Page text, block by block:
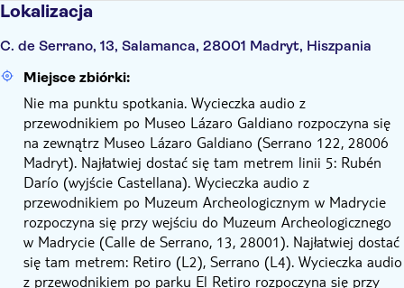
Lokalizacja
C. de Serrano, 13, Salamanca, 28001 Madryt, Hiszpania
Miejsce zbiórki:
Nie ma punktu spotkania. Wycieczka audio z
przewodnikiem po Museo Lázaro Galdiano rozpoczyna się
na zewnątrz Museo Lázaro Galdiano (Serrano 122, 28006
Madryt). Najłatwiej dostać się tam metrem linii 5: Rubén
Darío (wyjście Castellana). Wycieczka audio z
przewodnikiem po Muzeum Archeologicznym w Madrycie
rozpoczyna się przy wejściu do Muzeum Archeologicznego
w Madrycie (Calle de Serrano, 13, 28001). Najłatwiej dostać
się tam metrem: Retiro (L2), Serrano (L4). Wycieczka audio
z przewodnikiem po parku El Retiro rozpoczyna się przy